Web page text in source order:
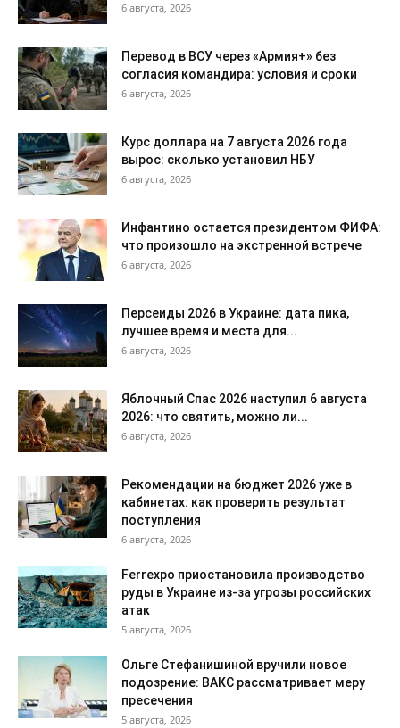
6 августа, 2026
Перевод в ВСУ через «Армия+» без
согласия командира: условия и сроки
6 августа, 2026
Курс доллара на 7 августа 2026 года
вырос: сколько установил НБУ
6 августа, 2026
Инфантино остается президентом ФИФА:
что произошло на экстренной встрече
6 августа, 2026
Персеиды 2026 в Украине: дата пика,
лучшее время и места для...
6 августа, 2026
Яблочный Спас 2026 наступил 6 августа
2026: что святить, можно ли...
6 августа, 2026
Рекомендации на бюджет 2026 уже в
кабинетах: как проверить результат
поступления
6 августа, 2026
Ferrexpo приостановила производство
руды в Украине из-за угрозы российских
атак
5 августа, 2026
Ольге Стефанишиной вручили новое
подозрение: ВАКС рассматривает меру
пресечения
5 августа, 2026